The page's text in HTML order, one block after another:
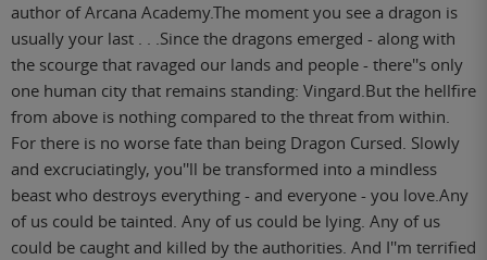
author of Arcana Academy.The moment you see a dragon is
usually your last . . .Since the dragons emerged - along with
the scourge that ravaged our lands and people - there''s only
one human city that remains standing: Vingard.But the hellfire
from above is nothing compared to the threat from within.
For there is no worse fate than being Dragon Cursed. Slowly
and excruciatingly, you''ll be transformed into a mindless
beast who destroys everything - and everyone - you love.Any
of us could be tainted. Any of us could be lying. Any of us
could be caught and killed by the authorities. And I''m terrified